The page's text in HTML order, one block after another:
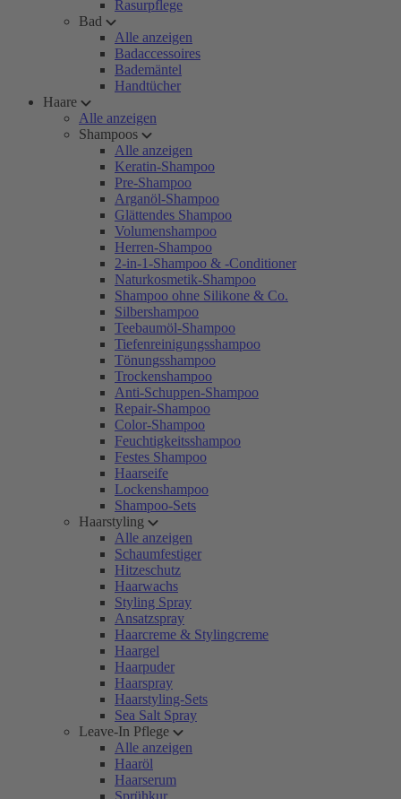
Rasurpflege
Bad
Alle anzeigen
Badaccessoires
Bademäntel
Handtücher
Haare
Alle anzeigen
Shampoos
Alle anzeigen
Keratin-Shampoo
Pre-Shampoo
Arganöl-Shampoo
Glättendes Shampoo
Volumenshampoo
Herren-Shampoo
2-in-1-Shampoo & -Conditioner
Naturkosmetik-Shampoo
Shampoo ohne Silikone & Co.
Silbershampoo
Teebaumöl-Shampoo
Tiefenreinigungsshampoo
Tönungsshampoo
Trockenshampoo
Anti-Schuppen-Shampoo
Repair-Shampoo
Color-Shampoo
Feuchtigkeitsshampoo
Festes Shampoo
Haarseife
Lockenshampoo
Shampoo-Sets
Haarstyling
Alle anzeigen
Schaumfestiger
Hitzeschutz
Haarwachs
Styling Spray
Ansatzspray
Haarcreme & Stylingcreme
Haargel
Haarpuder
Haarspray
Haarstyling-Sets
Sea Salt Spray
Leave-In Pflege
Alle anzeigen
Haaröl
Haarserum
Sprühkur